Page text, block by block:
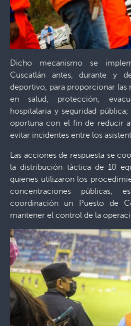
Dicho mecanismo se
Cuscatlán antes, durante y
deportivo, para proporcionar las
en salud, protección,
hospitalaria y seguridad
oportuna con el fin de reducir
evitar incidentes entre los
Las acciones de respuesta se
la distribución táctica de 10
quienes utilizaron los
concentraciones públicas,
coordinación un Puesto de
mantener el control de la